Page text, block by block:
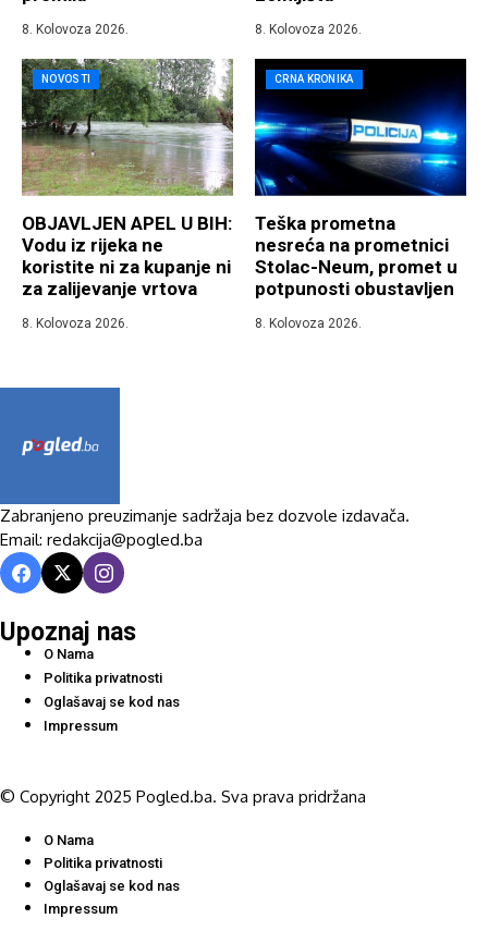
8. Kolovoza 2026. 8. Kolovoza 2026.
NOVOSTI
OBJAVLJEN APEL U BIH:
Vodu iz rijeka ne
koristite ni za kupanje ni
za zalijevanje vrtova
8. Kolovoza 2026.
CRNA KRONIKA
Teška prometna
nesreća na prometnici
Stolac-Neum, promet u
potpunosti obustavljen
8. Kolovoza 2026.
Zabranjeno preuzimanje sadržaja bez dozvole izdavača.
Email: redakcija@pogled.ba
Upoznaj nas
O Nama
Politika privatnosti
Oglašavaj se kod nas
Impressum
© Copyright 2025 Pogled.ba. Sva prava pridržana
O Nama
Politika privatnosti
Oglašavaj se kod nas
Impressum